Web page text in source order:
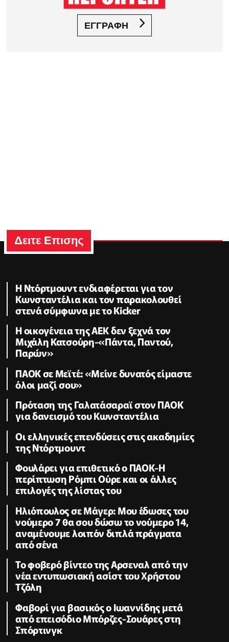
ΕΓΓΡΑΦΗ
Δειτε Επισης
Η Ντόρτμουντ ενδιαφέρεται για τον
Κωνσταντέλια και τον παρακολουθεί
στενά σύμφωνα με το Kicker
Η οικογένεια της ΑΕΚ δεν ξεχνά τον
Μιχάλη Κατσούρη-«Πάντα, Παντού,
Παρών»
ΠΑΟΚ σε Μεϊτέ: «Μείνε δυνατός είμαστε
όλοι μαζί σου»
Πρόταση της Γαλατάσαραϊ στον ΠΑΟΚ
για δανεισμό του Κωνσταντέλια
Οι ελληνικές επενδύσεις στις ακαδημίες
της Ντόρτμουντ
Φουλάρει για επιθετικό ο ΠΑΟΚ-Η
περίπτωση Ρόμπι Ούρε και οι άλλες
επιλογές της λίστας του
Ηλιόπουλος σε Μάγερ: Μου έδωσες του
νούμερο 7 θα σου δώσω το νούμερο 14,
αναμένουμε λοιπόν διπλά πράγματα
από σένα
Το φοβερό βίντεο της Αρσεναλ από την
νέα εντυπωσιακή ασίστ του Χρήστου
Τζόλη
Φαβορί για βασικός ο Ιωαννίδης μετά
από επεισόδιο Μπόρζες-Σουάρες στη
Σπόρτινγκ